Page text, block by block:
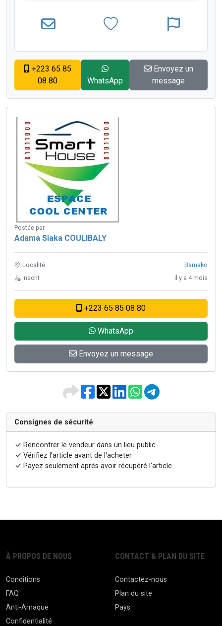
+223 65 85
08 80
WhatsApp
Envoyez un
message
Postée par
Adama Siaka COULIBALY
Localité
Bamako
Inscrit
il y a 4 mois
+223 65 85 08 80
WhatsApp
Envoyez un message
Consignes de sécurité
Rencontrer le vendeur dans un lieu public
Vérifiez l'article avant de l'acheter
Payez seulement après avoir récupéré l'article
À PROPOS DE NOUS
Conditions
FAQ
Anti-Arnaque
Confidentialité
CONTACT & PLAN DU SITE
Contactez-nous
Plan du site
Pays